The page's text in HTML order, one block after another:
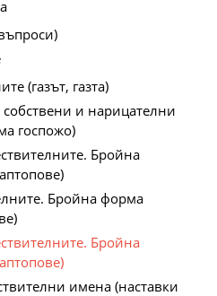
(газът, газта)
и нарицателни
госпожо)
Бройна
Бройна форма
Бройна
имена (наставки